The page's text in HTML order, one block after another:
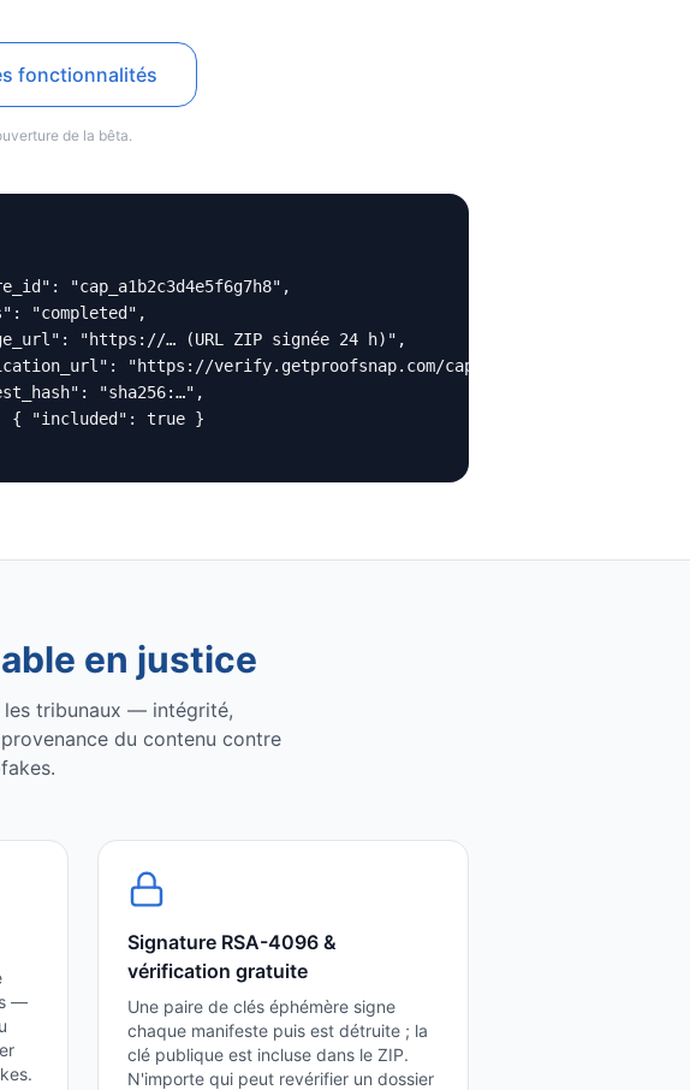
fonctionnalités
de la bêta.
"cap_a1b2c3d4e5f6g7h8",
"completed",
"https://… (URL ZIP signée 24 h)",
"https://verify.getproofsnap.com/cap_…",
"sha256:…",
{ "included": true }
en justice
les tribunaux — intégrité,
du contenu contre
—
Signature RSA-4096 &
vérification gratuite
Une paire de clés éphémère signe
chaque manifeste puis est détruite ; la
clé publique est incluse dans le ZIP.
N'importe qui peut revérifier un dossier